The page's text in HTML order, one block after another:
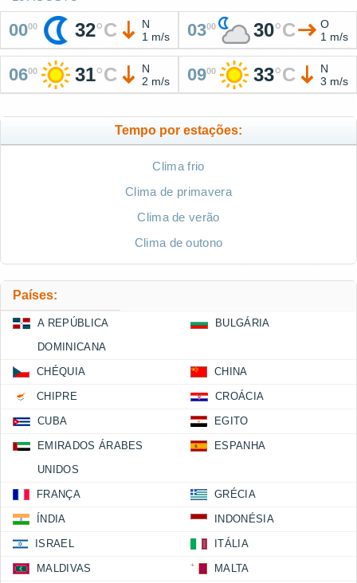
0000 32°C
N
1 m/s
0300 30°C
O
1 m/s
0600 31°C
N
2 m/s
0900 33°C
N
3 m/s
Tempo por estações:
Clima frio
Clima de primavera
Clima de verão
Clima de outono
Países:
A REPÚBLICA
DOMINICANA
BULGÁRIA
CHÉQUIA CHINA
CHIPRE CROÁCIA
CUBA EGITO
EMIRADOS ÁRABES
UNIDOS
ESPANHA
FRANÇA GRÉCIA
ÍNDIA INDONÉSIA
ISRAEL ITÁLIA
MALDIVAS MALTA